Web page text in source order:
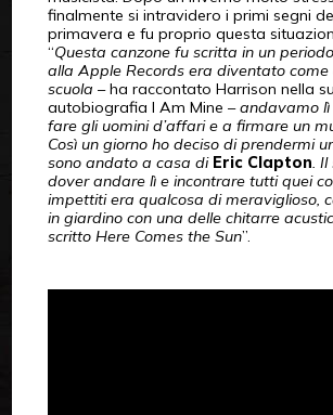
finalmente si intravidero i primi segni
primavera e fu proprio questa
“Questa canzone fu scritta in un
alla Apple Records era diventato
scuola – ha raccontato Harrison nella
autobiografia I Am Mine –andavamo
fare gli uomini d’affari e a firmare un
Così un giorno ho deciso di prendermi
sono andato a casa di Eric Clapton. Il
dover andare lì e incontrare tutti quei
impettiti era qualcosa di meraviglioso,
in giardino con una delle chitarre
scritto Here Comes the Sun”.